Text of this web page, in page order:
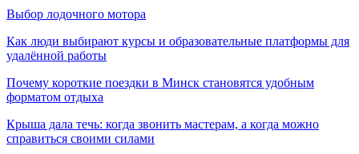
Выбор лодочного мотора
Как люди выбирают курсы и образовательные платформы для
удалённой работы
Почему короткие поездки в Минск становятся удобным
форматом отдыха
Крыша дала течь: когда звонить мастерам, а когда можно
справиться своими силами